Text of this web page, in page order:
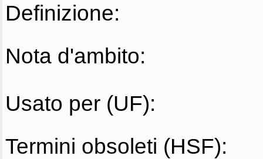
Definizione:
Nota d'ambito:
Usato per (UF):
Termini obsoleti (HSF):